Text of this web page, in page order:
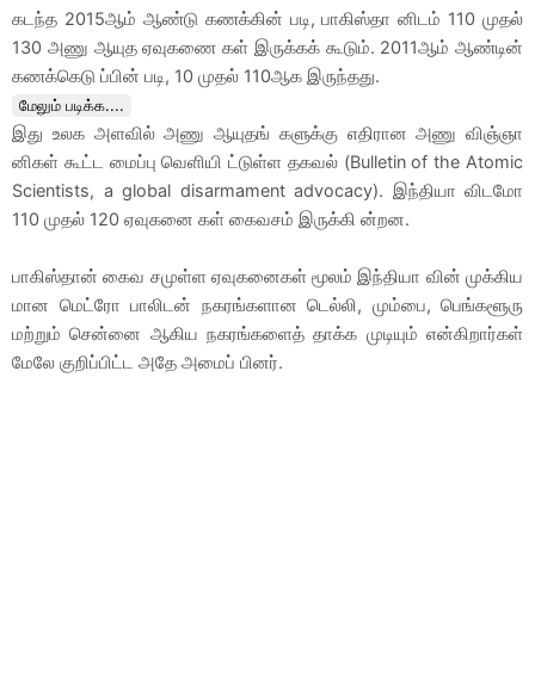
கடந்த 2015ஆம் ஆண்டு கணக்கின் படி, பாகிஸ்தா னிடம் 110 முதல்
130 அணு ஆயுத ஏவுகணை கள் இருக்கக் கூடும். 2011ஆம் ஆண்டின்
கணக்கெடு ப்பின் படி, 10 முதல் 110ஆக இருந்தது.
மேலும் படிக்க....
இது உலக அளவில் அணு ஆயுதங் களுக்கு எதிரான அணு விஞ்ஞா
னிகள் கூட்ட மைப்பு வெளியி ட்டுள்ள தகவல் (Bulletin of the Atomic
Scientists, a global disarmament advocacy). இந்தியா விடமோ
110 முதல் 120 ஏவுகனை கள் கைவசம் இருக்கி ன்றன.
பாகிஸ்தான் கைவ சமுள்ள ஏவுகனைகள் மூலம் இந்தியா வின் முக்கிய
மான மெட்ரோ பாலிடன் நகரங்களான டெல்லி, மும்பை, பெங்களூரு
மற்றும் சென்னை ஆகிய நகரங்களைத் தாக்க முடியும் என்கிறார்கள்
மேலே குறிப்பிட்ட அதே அமைப் பினர்.